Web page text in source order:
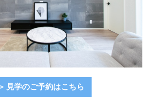
見学のご予約はこちら